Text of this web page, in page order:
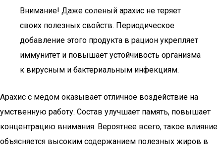
Внимание! Даже соленый арахис не теряет
своих полезных свойств. Периодическое
добавление этого продукта в рацион укрепляет
иммунитет и повышает устойчивость организма
к вирусным и бактериальным инфекциям.
Арахис с медом оказывает отличное воздействие на
умственную работу. Состав улучшает память, повышает
концентрацию внимания. Вероятнее всего, такое влияние
объясняется высоким содержанием полезных жиров в